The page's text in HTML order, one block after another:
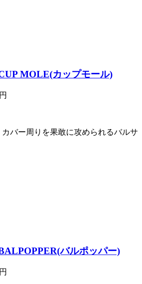
MOLE(カップモール)
円
バー周りを果敢に攻められるバルサ
バルポッパー)
円